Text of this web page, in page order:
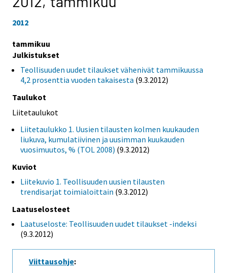
2012
tammikuu
Julkistukset
Teollisuuden uudet tilaukset vähenivät tammikuussa
4,2 prosenttia vuoden takaisesta (9.3.2012)
Taulukot
Liitetaulukot
Liitetaulukko 1. Uusien tilausten kolmen kuukauden
liukuva, kumulatiivinen ja uusimman kuukauden
vuosimuutos, % (TOL 2008) (9.3.2012)
Kuviot
Liitekuvio 1. Teollisuuden uusien tilausten
trendisarjat toimialoittain (9.3.2012)
Laatuselosteet
Laatuseloste: Teollisuuden uudet tilaukset -indeksi
(9.3.2012)
Viittausohje: